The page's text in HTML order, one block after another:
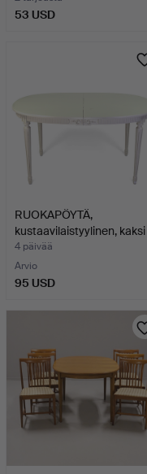
53 USD
RUOKAPÖYTÄ,
kustaavilaistyylinen, kaksi
ja…
4 päivää
Arvio
95 USD